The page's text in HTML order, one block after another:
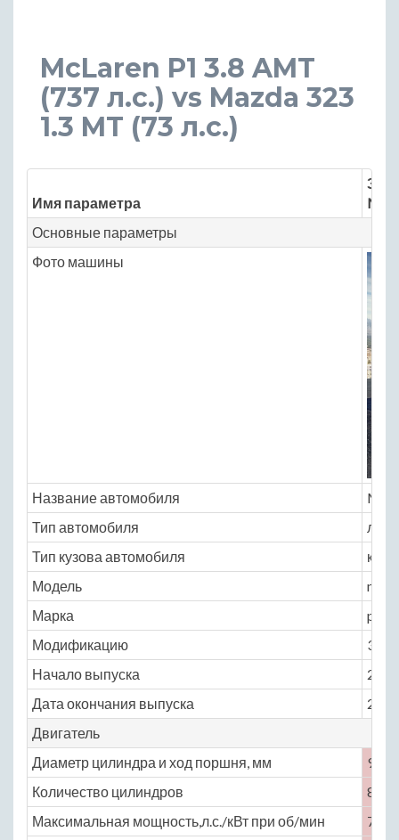
McLaren P1 3.8 AMT
(737 л.с.) vs Mazda 323
1.3 MT (73 л.с.)
Имя параметра
Основные параметры
Фото машины
Название автомобиля
Тип автомобиля
Тип кузова автомобиля
купе
Модель
Марка
p1
Модификацию
3.8
Начало выпуска
2013
Дата окончания выпуска
2015
Двигатель
Диаметр цилиндра и ход поршня, мм
93 ×
Количество цилиндров
8
Максимальная мощность,л.с./кВт при об/мин
737